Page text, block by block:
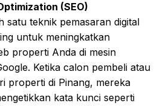
(SEO)
satu teknik pemasaran digital
untuk meningkatkan
properti Anda di mesin
Ketika calon pembeli atau
properti di Pinang, mereka
kata kunci seperti